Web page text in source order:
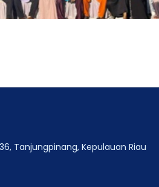
Tanjungpinang, Kepulauan Riau